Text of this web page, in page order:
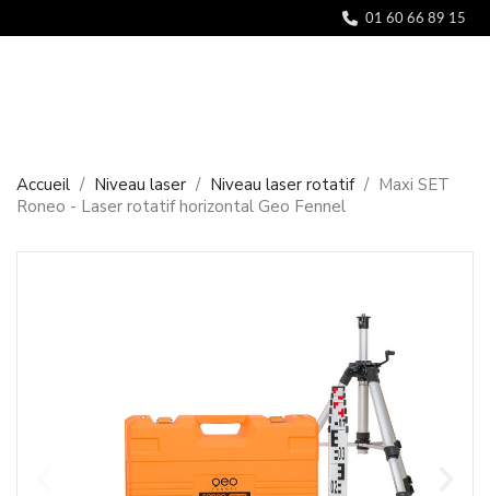
01 60 66 89 15
Accueil Niveau laser Niveau laser rotatif
Maxi SET
Roneo - Laser rotatif horizontal Geo Fennel